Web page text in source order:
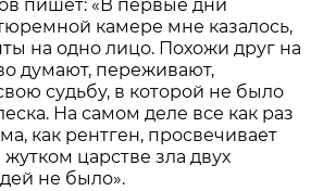
пишет: «В первые дни
камере мне казалось,
на одно лицо. Похожи друг на
думают, переживают,
судьбу, в которой не было
На самом деле все как раз
как рентген, просвечивает
царстве зла двух
не было».